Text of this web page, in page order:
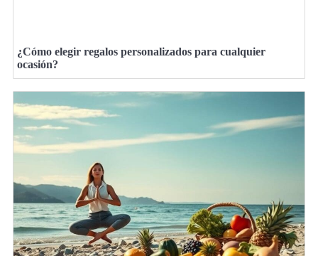
¿Cómo elegir regalos personalizados para cualquier
ocasión?